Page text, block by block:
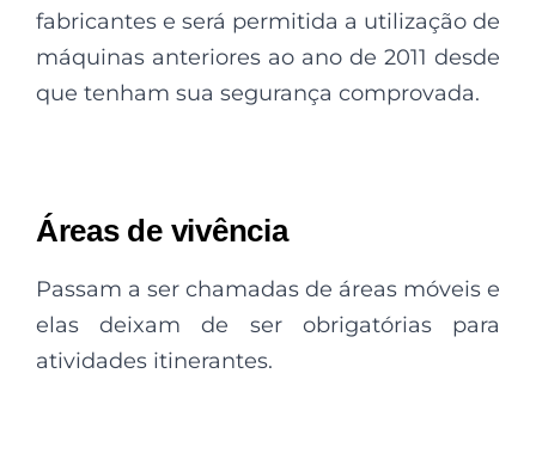
fabricantes e será permitida a utilização de
máquinas anteriores ao ano de 2011 desde
que tenham sua segurança comprovada.
Áreas de vivência
Passam a ser chamadas de áreas móveis e
elas deixam de ser obrigatórias para
atividades itinerantes.